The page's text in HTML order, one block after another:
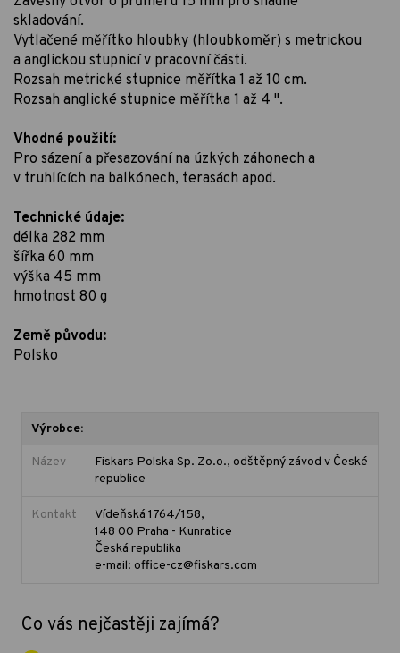
skladování.
Vytlačené měřítko hloubky (hloubkoměr) s metrickou
a anglickou stupnicí v pracovní části.
Rozsah metrické stupnice měřítka 1 až 10 cm.
Rozsah anglické stupnice měřítka 1 až 4 ".
Vhodné použití:
Pro sázení a přesazování na úzkých záhonech a
v truhlících na balkónech, terasách apod.
Technické údaje:
délka 282 mm
šířka 60 mm
výška 45 mm
hmotnost 80 g
Země původu:
Polsko
Výrobce:
Název
Fiskars Polska Sp. Zo.o., odštěpný závod v České
republice
Kontakt
Vídeňská 1764/158,
148 00 Praha - Kunratice
Česká republika
e-mail: office-cz@fiskars.com
Co vás nejčastěji zajímá?